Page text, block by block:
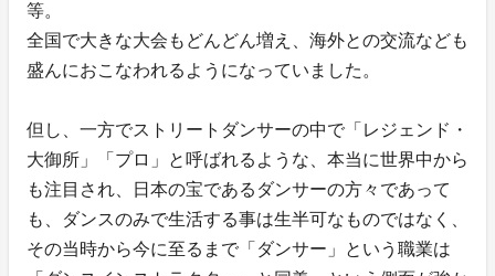
等。
全国で大きな大会もどんどん増え、海外との交流なども
盛んにおこなわれるようになっていました。
但し、一方でストリートダンサーの中で「レジェンド・
大御所」「プロ」と呼ばれるような、本当に世界中から
も注目され、日本の宝であるダンサーの方々であって
も、ダンスのみで生活する事は生半可なものではなく、
その当時から今に至るまで「ダンサー」という職業は